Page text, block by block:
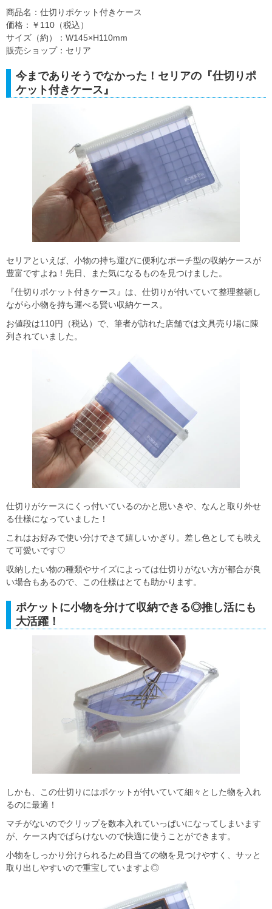
商品名：仕切りポケット付きケース
価格：￥110（税込）
サイズ（約）：W145×H110mm
販売ショップ：セリア
今までありそうでなかった！セリアの『仕切りポ
ケット付きケース』
セリアといえば、小物の持ち運びに便利なポーチ型の収納ケースが
豊富ですよね！先日、また気になるものを見つけました。
『仕切りポケット付きケース』は、仕切りが付いていて整理整頓し
ながら小物を持ち運べる賢い収納ケース。
お値段は110円（税込）で、筆者が訪れた店舗では文具売り場に陳
列されていました。
仕切りがケースにくっ付いているのかと思いきや、なんと取り外せ
る仕様になっていました！
これはお好みで使い分けできて嬉しいかぎり。差し色としても映え
て可愛いです♡
収納したい物の種類やサイズによっては仕切りがない方が都合が良
い場合もあるので、この仕様はとても助かります。
ポケットに小物を分けて収納できる◎推し活にも
大活躍！
しかも、この仕切りにはポケットが付いていて細々とした物を入れ
るのに最適！
マチがないのでクリップを数本入れていっぱいになってしまいます
が、ケース内でばらけないので快適に使うことができます。
小物をしっかり分けられるため目当ての物を見つけやすく、サッと
取り出しやすいので重宝していますよ◎